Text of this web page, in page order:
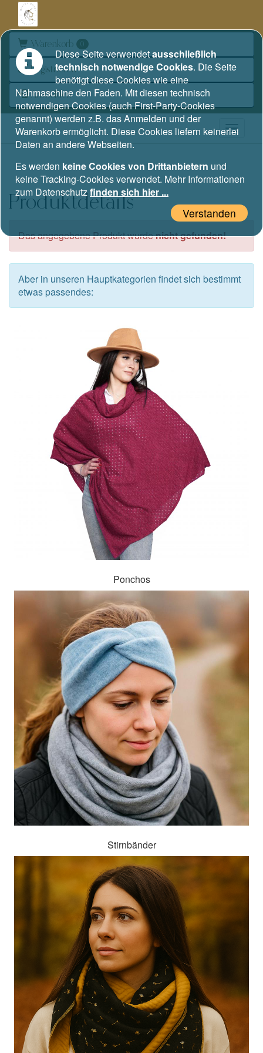
Warenkorb 0
Registrieren
Anmelden
Produktdetails
Das angegebene Produkt wurdenicht gefunden!
Aber in unseren Hauptkategorien findet sich bestimmt
etwas passendes:
Ponchos
Stirnbänder
Diese Seite verwendetausschließlich
technisch notwendige Cookies. Die Seite
benötigt diese Cookies wie eine
Nähmaschine den Faden. Mit diesen technisch
notwendigen Cookies (auch First-Party-Cookies
genannt) werden z.B. das Anmelden und der
Warenkorb ermöglicht. Diese Cookies liefern keinerlei
Daten an andere Webseiten.
Es werden keine Cookies von Drittanbietern und
keine Tracking-Cookies verwendet. Mehr Informationen
zum Datenschutzfinden sich hier ...
Verstanden